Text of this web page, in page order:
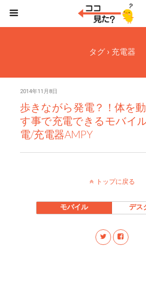
タグ › 充電器
2014年11月8日
歩きながら発電？！体を
す事で充電できるモバイ
電/充電器AMPY
トップに戻る
モバイル デス